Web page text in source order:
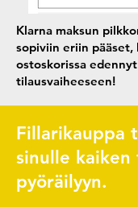
Klarna maksun
sopiviin eriin pääset,
ostoskorissa edennyt
tilausvaiheeseen!
Fillarikauppa
sinulle kaiken
pyöräilyyn.